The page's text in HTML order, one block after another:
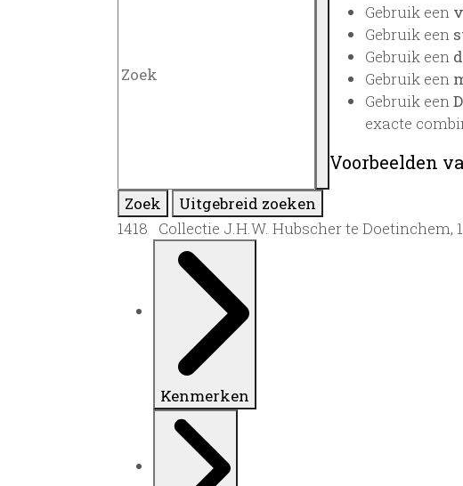
Gebruik een
Gebruik een
Gebruik een
Gebruik een
Gebruik een
exacte
Voorbeelden
Zoek
Uitgebreid zoeken
1418 Collectie J.H.W. Hubscher te Doetinchem,
Kenmerken